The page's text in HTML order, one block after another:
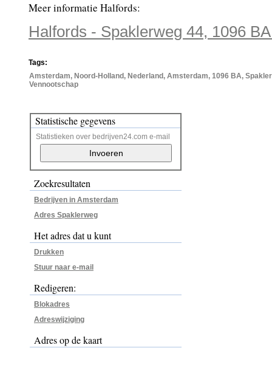
Meer informatie Halfords:
Halfords - Spaklerweg 44, 1096
Tags:
Amsterdam, Noord-Holland, Nederland, Amsterdam, 1096 BA,
Vennootschap
Statistische gegevens
Statistieken over bedrijven24.com e-mail
Zoekresultaten
Bedrijven in Amsterdam
Adres Spaklerweg
Het adres dat u kunt
Drukken
Stuur naar e-mail
Redigeren:
Blokadres
Adreswijziging
Adres op de kaart